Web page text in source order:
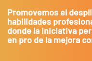
Promovemos el
habilidades
donde la iniciativa
en pro de la mejora